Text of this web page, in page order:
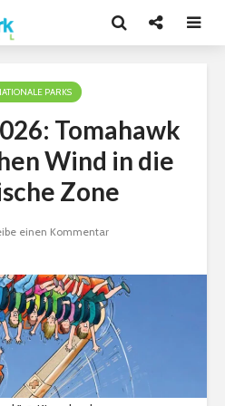
PARKS
Tomahawk
Wind in die
Zone
einen Kommentar